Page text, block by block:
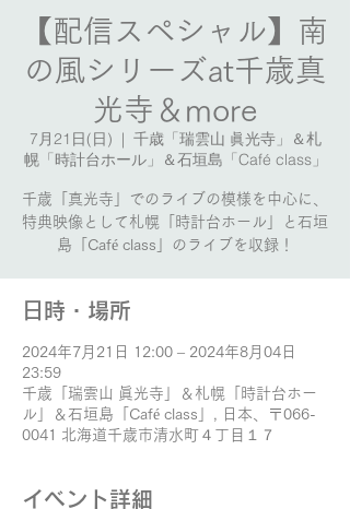
【配信スペシャル】南
の風シリーズat千歳真
光寺＆more
7月21日(日)
  |
千歳「瑞雲山 眞光寺」＆札
幌「時計台ホール」＆石垣島「Café class」
千歳「真光寺」でのライブの模様を中心に、
特典映像として札幌「時計台ホール」と石垣
島「Café class」のライブを収録！
日時・場所
2024年7月21日 12:00 – 2024年8月04日
23:59
千歳「瑞雲山 眞光寺」＆札幌「時計台ホー
ル」＆石垣島「Café class」, 日本、〒066-
0041 北海道千歳市清水町４丁目１７
イベント詳細